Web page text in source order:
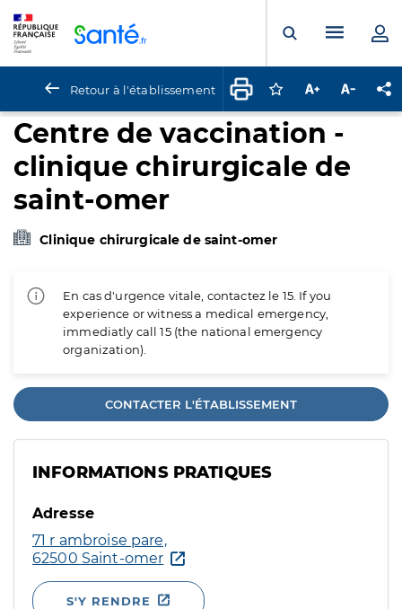
Ouvrir laMenu
Retour à l'établissement Connectez-vous
Augmenter la
Centre de vaccination -
clinique chirurgicale de
saint-omer
Clinique chirurgicale de saint-omer
En cas d'urgence vitale, contactez le 15. If you
experience or witness a medical emergency,
immediatly call 15 (the national emergency
organization).
CONTACTER L'ÉTABLISSEMENT
INFORMATIONS PRATIQUES
Adresse
71 r ambroise pare,
62500 Saint-omer
S'Y RENDRE